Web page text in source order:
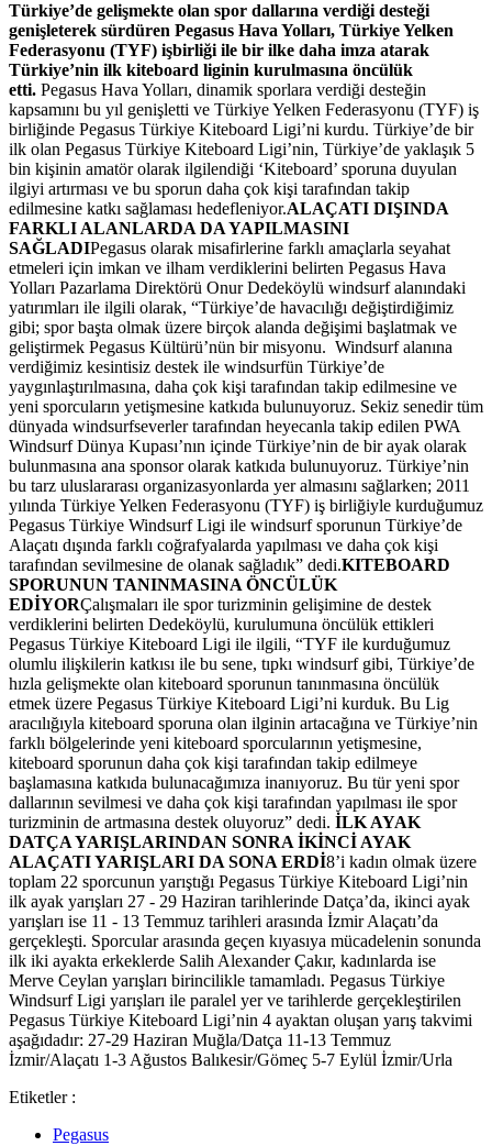
Türkiye’de gelişmekte olan spor dallarına verdiği desteği
genişleterek sürdüren Pegasus Hava Yolları, Türkiye Yelken
Federasyonu (TYF) işbirliği ile bir ilke daha imza atarak
Türkiye’nin ilk kiteboard liginin kurulmasına öncülük
etti. Pegasus Hava Yolları, dinamik sporlara verdiği desteğin
kapsamını bu yıl genişletti ve Türkiye Yelken Federasyonu (TYF) iş
birliğinde Pegasus Türkiye Kiteboard Ligi’ni kurdu. Türkiye’de bir
ilk olan Pegasus Türkiye Kiteboard Ligi’nin, Türkiye’de yaklaşık 5
bin kişinin amatör olarak ilgilendiği ‘Kiteboard’ sporuna duyulan
ilgiyi artırması ve bu sporun daha çok kişi tarafından takip
edilmesine katkı sağlaması hedefleniyor.ALAÇATI DIŞINDA
FARKLI ALANLARDA DA YAPILMASINI
SAĞLADIPegasus olarak misafirlerine farklı amaçlarla seyahat
etmeleri için imkan ve ilham verdiklerini belirten Pegasus Hava
Yolları Pazarlama Direktörü Onur Dedeköylü windsurf alanındaki
yatırımları ile ilgili olarak, “Türkiye’de havacılığı değiştirdiğimiz
gibi; spor başta olmak üzere birçok alanda değişimi başlatmak ve
geliştirmek Pegasus Kültürü’nün bir misyonu. Windsurf alanına
verdiğimiz kesintisiz destek ile windsurfün Türkiye’de
yaygınlaştırılmasına, daha çok kişi tarafından takip edilmesine ve
yeni sporcuların yetişmesine katkıda bulunuyoruz. Sekiz senedir tüm
dünyada windsurfseverler tarafından heyecanla takip edilen PWA
Windsurf Dünya Kupası’nın içinde Türkiye’nin de bir ayak olarak
bulunmasına ana sponsor olarak katkıda bulunuyoruz. Türkiye’nin
bu tarz uluslararası organizasyonlarda yer almasını sağlarken; 2011
yılında Türkiye Yelken Federasyonu (TYF) iş birliğiyle kurduğumuz
Pegasus Türkiye Windsurf Ligi ile windsurf sporunun Türkiye’de
Alaçatı dışında farklı coğrafyalarda yapılması ve daha çok kişi
tarafından sevilmesine de olanak sağladık” dedi.KITEBOARD
SPORUNUN TANINMASINA ÖNCÜLÜK
EDİYORÇalışmaları ile spor turizminin gelişimine de destek
verdiklerini belirten Dedeköylü, kurulumuna öncülük ettikleri
Pegasus Türkiye Kiteboard Ligi ile ilgili, “TYF ile kurduğumuz
olumlu ilişkilerin katkısı ile bu sene, tıpkı windsurf gibi, Türkiye’de
hızla gelişmekte olan kiteboard sporunun tanınmasına öncülük
etmek üzere Pegasus Türkiye Kiteboard Ligi’ni kurduk. Bu Lig
aracılığıyla kiteboard sporuna olan ilginin artacağına ve Türkiye’nin
farklı bölgelerinde yeni kiteboard sporcularının yetişmesine,
kiteboard sporunun daha çok kişi tarafından takip edilmeye
başlamasına katkıda bulunacağımıza inanıyoruz. Bu tür yeni spor
dallarının sevilmesi ve daha çok kişi tarafından yapılması ile spor
turizminin de artmasına destek oluyoruz” dedi. İLK AYAK
DATÇA YARIŞLARINDAN SONRA İKİNCİ AYAK
ALAÇATI YARIŞLARI DA SONA ERDİ8’i kadın olmak üzere
toplam 22 sporcunun yarıştığı Pegasus Türkiye Kiteboard Ligi’nin
ilk ayak yarışları 27 - 29 Haziran tarihlerinde Datça’da, ikinci ayak
yarışları ise 11 - 13 Temmuz tarihleri arasında İzmir Alaçatı’da
gerçekleşti. Sporcular arasında geçen kıyasıya mücadelenin sonunda
ilk iki ayakta erkeklerde Salih Alexander Çakır, kadınlarda ise
Merve Ceylan yarışları birincilikle tamamladı. Pegasus Türkiye
Windsurf Ligi yarışları ile paralel yer ve tarihlerde gerçekleştirilen
Pegasus Türkiye Kiteboard Ligi’nin 4 ayaktan oluşan yarış takvimi
aşağıdadır: 27-29 Haziran Muğla/Datça 11-13 Temmuz
İzmir/Alaçatı 1-3 Ağustos Balıkesir/Gömeç 5-7 Eylül İzmir/Urla
Etiketler :
Pegasus